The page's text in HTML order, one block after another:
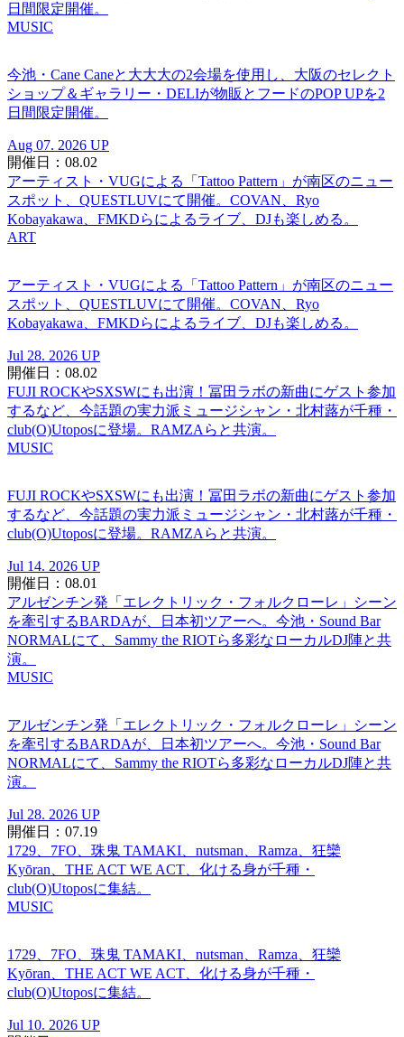
日間限定開催。
MUSIC
今池・Cane Caneと大大大の2会場を使用し、大阪のセレクト
ショップ＆ギャラリー・DELIが物販とフードのPOP UPを2
日間限定開催。
Aug 07. 2026 UP
開催日：08.02
アーティスト・VUGによる「Tattoo Pattern」が南区のニュー
スポット、QUESTLUVにて開催。COVAN、Ryo
Kobayakawa、FMKDらによるライブ、DJも楽しめる。
ART
アーティスト・VUGによる「Tattoo Pattern」が南区のニュー
スポット、QUESTLUVにて開催。COVAN、Ryo
Kobayakawa、FMKDらによるライブ、DJも楽しめる。
Jul 28. 2026 UP
開催日：08.02
FUJI ROCKやSXSWにも出演！冨田ラボの新曲にゲスト参加
するなど、今話題の実力派ミュージシャン・北村蕗が千種・
club(O)Utoposに登場。RAMZAらと共演。
MUSIC
FUJI ROCKやSXSWにも出演！冨田ラボの新曲にゲスト参加
するなど、今話題の実力派ミュージシャン・北村蕗が千種・
club(O)Utoposに登場。RAMZAらと共演。
Jul 14. 2026 UP
開催日：08.01
アルゼンチン発「エレクトリック・フォルクローレ」シーン
を牽引するBARDAが、日本初ツアーへ。今池・Sound Bar
NORMALにて、Sammy the RIOTら多彩なローカルDJ陣と共
演。
MUSIC
アルゼンチン発「エレクトリック・フォルクローレ」シーン
を牽引するBARDAが、日本初ツアーへ。今池・Sound Bar
NORMALにて、Sammy the RIOTら多彩なローカルDJ陣と共
演。
Jul 28. 2026 UP
開催日：07.19
1729、7FO、珠鬼 TAMAKI、nutsman、Ramza、狂欒
Kyōran、THE ACT WE ACT、化ける身が千種・
club(O)Utoposに集結。
MUSIC
1729、7FO、珠鬼 TAMAKI、nutsman、Ramza、狂欒
Kyōran、THE ACT WE ACT、化ける身が千種・
club(O)Utoposに集結。
Jul 10. 2026 UP